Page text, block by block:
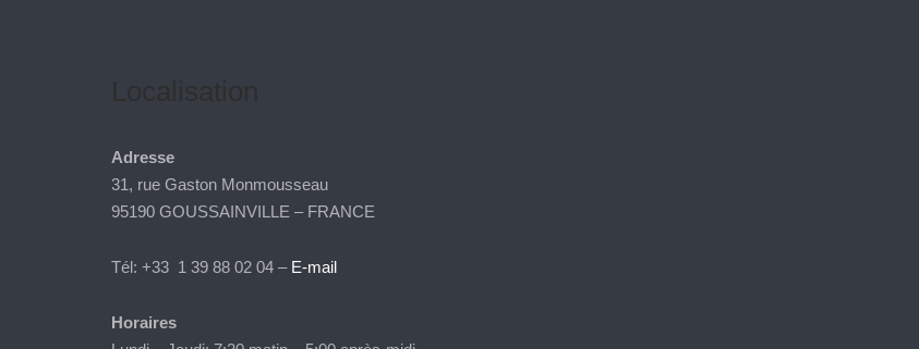
Adresse
31, rue Gaston Monmousseau
95190 GOUSSAINVILLE – FRANCE
Tél: +33 1 39 88 02 04 – E-mail
Horaires